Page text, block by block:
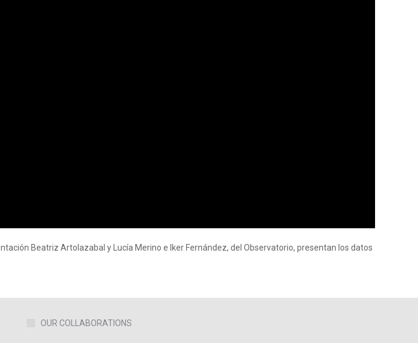
Beatriz Artolazabal y Lucía Merino e Iker Fernández, del Observatorio, presentan los datos
OUR COLLABORATIONS